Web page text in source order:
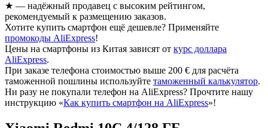
★ — надёжный продавец с высоким рейтингом,
рекомендуемый к размещению заказов.
Хотите купить смартфон ещё дешевле? Применяйте
промокоды AliExpress!
Цены на смартфоны из Китая зависят от курс доллара
AliExpress.
При заказе телефона стоимостью выше 200 € для расчёта
таможенной пошлины используйте таможенный калькулятор.
Ни разу не покупали телефон на AliExpress? Прочтите нашу
инструкцию «Как купить смартфон на AliExpress»!